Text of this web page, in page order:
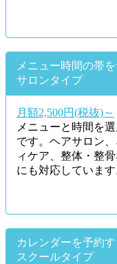
メニュー時間の帯
サロンタイプ
月額2,500円(税抜)～
メニューと時間を
です。ヘアサロン
ィケア、整体・整
にも対応しています
カレンダーを予約す
スクールタイプ